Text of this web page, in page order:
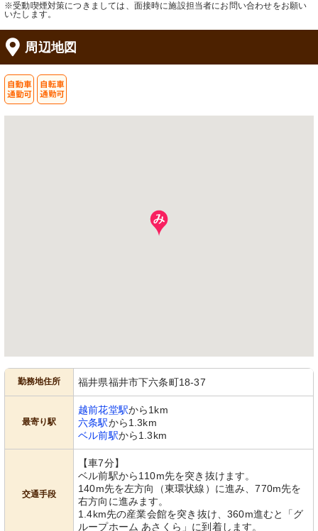
※受動喫煙対策につきましては、面接時に施設担当者にお問い合わせをお願い
いたします。
周辺地図
勤務地住所 福井県福井市下六条町18-37
最寄り駅
越前花堂駅から1km
六条駅から1.3km
ベル前駅から1.3km
交通手段
【車7分】
ベル前駅から110m先を突き抜けます。
140m先を左方向（東環状線）に進み、770m先を
右方向に進みます。
1.4km先の産業会館を突き抜け、360m進むと「グ
ループホーム あさくら」に到着します。